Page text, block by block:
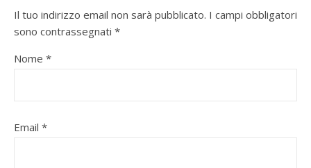
Il tuo indirizzo email non sarà pubblicato. I campi obbligatori
sono contrassegnati *
Nome *
Email *